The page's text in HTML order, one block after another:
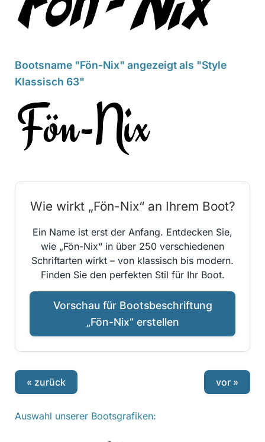
Bootsname "Fön-Nix" angezeigt als "Style
Klassisch 63"
Wie wirkt „Fön-Nix“ an Ihrem Boot?
Ein Name ist erst der Anfang. Entdecken Sie,
wie „Fön-Nix“ in über 250 verschiedenen
Schriftarten wirkt – von klassisch bis modern.
Finden Sie den perfekten Stil für Ihr Boot.
Vorschau für Bootsbeschriftung
„Fön-Nix“ erstellen
« zurück vor »
Auswahl unserer Bootsgrafiken: